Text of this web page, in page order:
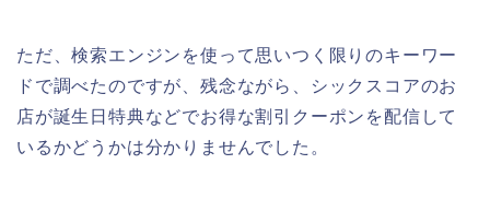
ただ、検索エンジンを使って思いつく限りのキーワー
ドで調べたのですが、残念ながら、シックスコアのお
店が誕生日特典などでお得な割引クーポンを配信して
いるかどうかは分かりませんでした。